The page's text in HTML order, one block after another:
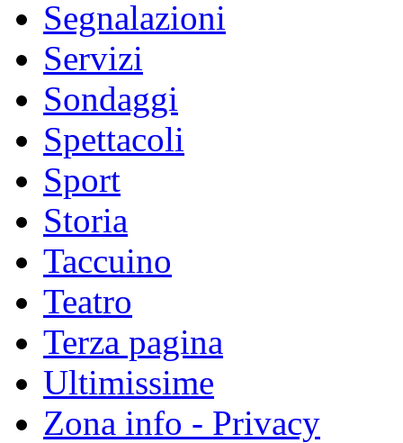
Segnalazioni
Servizi
Sondaggi
Spettacoli
Sport
Storia
Taccuino
Teatro
Terza pagina
Ultimissime
Zona info - Privacy